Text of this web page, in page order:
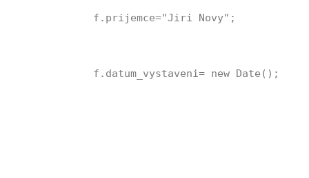
f.prijemce="Jiri Novy";
f.datum_vystaveni= new Date();